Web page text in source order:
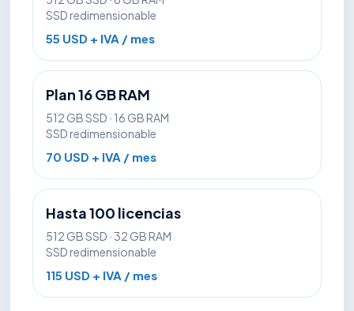
SSD redimensionable
55 USD + IVA / mes
Plan 16 GB RAM
512 GB SSD · 16 GB RAM
SSD redimensionable
70 USD + IVA / mes
Hasta 100 licencias
512 GB SSD · 32 GB RAM
SSD redimensionable
115 USD + IVA / mes